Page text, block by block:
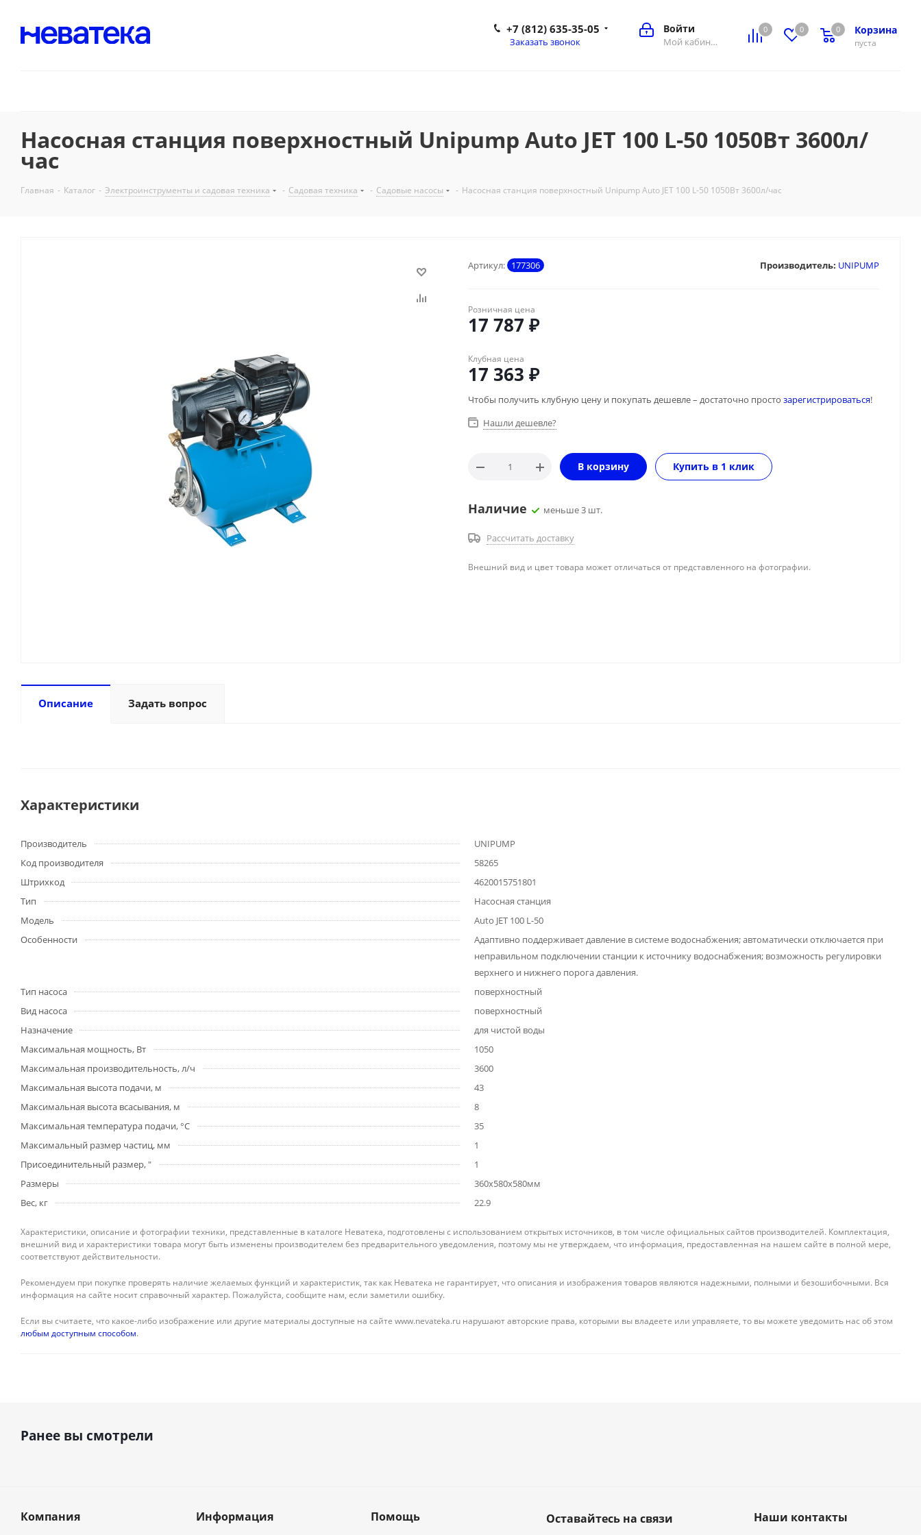
0 0 Корзина
0
пуста
0
Войти
Мой кабинет
+7 (812) 635-35-05
Заказать звонок
Насосная станция поверхностный Unipump Auto JET 100 L-50 1050Вт 3600л/
час
Главная - Каталог - Электроинструменты и садовая техника - Садовая техника - Садовые насосы - Насосная станция поверхностный Unipump Auto JET 100 L-50 1050Вт 3600л/час
Артикул: 177306 Производитель: UNIPUMP
Розничная цена
17 787 ₽
Клубная цена
17 363 ₽
Чтобы получить клубную цену и покупать дешевле – достаточно просто зарегистрироваться!
Нашли дешевле?
В корзину Купить в 1 клик
Наличие меньше 3 шт.
Рассчитать доставку
Внешний вид и цвет товара может отличаться от представленного на фотографии.
Описание Задать вопрос
Характеристики
Производитель
UNIPUMP
Код производителя
58265
Штрихкод
4620015751801
Тип
Насосная станция
Модель
Auto JET 100 L-50
Особенности
Адаптивно поддерживает давление в системе водоснабжения; автоматически отключается при
неправильном подключении станции к источнику водоснабжения; возможность регулировки
верхнего и нижнего порога давления.
Тип насоса
поверхностный
Вид насоса
поверхностный
Назначение
для чистой воды
Максимальная мощность, Вт
1050
Максимальная производительность, л/ч
3600
Максимальная высота подачи, м
43
Максимальная высота всасывания, м
8
Максимальная температура подачи, °С
35
Максимальный размер частиц, мм
1
Присоединительный размер, "
1
Размеры
360x580x580мм
Вес, кг
22.9
Характеристики, описание и фотографии техники, представленные в каталоге Неватека, подготовлены с использованием открытых источников, в том числе официальных сайтов производителей. Комплектация,
внешний вид и характеристики товара могут быть изменены производителем без предварительного уведомления, поэтому мы не утверждаем, что информация, предоставленная на нашем сайте в полной мере,
соответствуют действительности.
Рекомендуем при покупке проверять наличие желаемых функций и характеристик, так как Неватека не гарантирует, что описания и изображения товаров являются надежными, полными и безошибочными. Вся
информация на сайте носит справочный характер. Пожалуйста, сообщите нам, если заметили ошибку.
Если вы считаете, что какое-либо изображение или другие материалы доступные на сайте www.nevateka.ru нарушают авторские права, которыми вы владеете или управляете, то вы можете уведомить нас об этом
любым доступным способом.
Ранее вы смотрели
Компания Информация Помощь Оставайтесь на связи Наши контакты